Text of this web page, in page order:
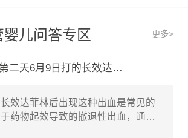
儿问答专区 更多>
我是月经第二天6月9日打的长效达菲林月经干净
效达菲林后出现这种出血是常见的
药物起效导致的撤退性出血，通常